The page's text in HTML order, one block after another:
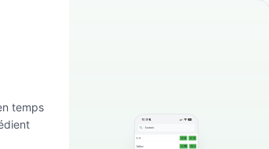
temps